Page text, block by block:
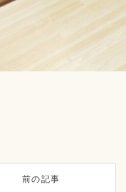
前の記事